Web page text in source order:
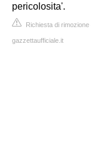
pericolosita'.
Richiesta di rimozione
gazzettaufficiale.it